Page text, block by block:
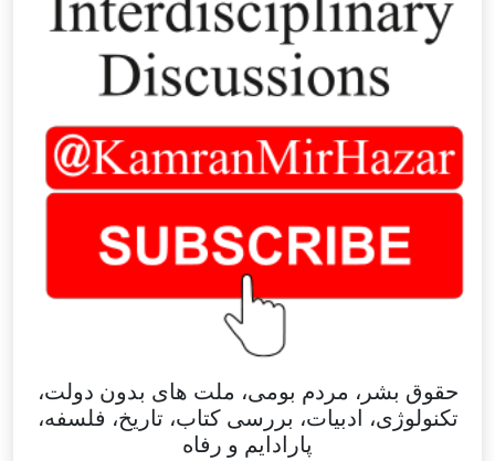
حقوق بشر، مردم بومی، ملت های بدون دولت،
تکنولوژی، ادبیات، بررسی کتاب، تاریخ، فلسفه،
پارادایم و رفاه